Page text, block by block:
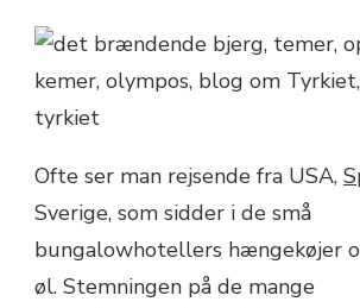
Ofte ser man rejsende fra USA,
Sverige, som sidder i de små
bungalowhotellers hængekøjer
øl. Stemningen på de mange